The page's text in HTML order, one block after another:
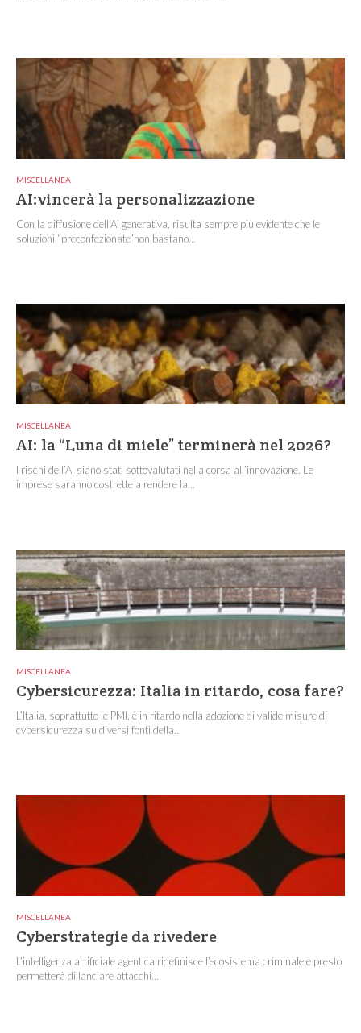
MISCELLANEA
AI:vincerà la personalizzazione
Con la diffusione dell’AI generativa, risulta sempre più evidente che le
soluzioni “preconfezionate”non bastano...
MISCELLANEA
AI: la “Luna di miele” terminerà nel 2026?
I rischi dell’AI siano stati sottovalutati nella corsa all’innovazione. Le
imprese saranno costrette a rendere la...
MISCELLANEA
Cybersicurezza: Italia in ritardo, cosa fare?
L’Italia, soprattutto le PMI, è in ritardo nella adozione di valide misure di
cybersicurezza su diversi fonti della...
MISCELLANEA
Cyberstrategie da rivedere
L’intelligenza artificiale agentica ridefinisce l’ecosistema criminale e presto
permetterà di lanciare attacchi...